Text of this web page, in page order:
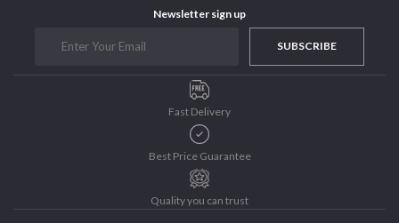
Newsletter sign up
SUBSCRIBE
Fast Delivery
Best Price Guarantee
Quality you can trust